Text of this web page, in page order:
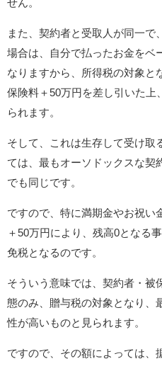
せん。
また、契約者と受取人が同一で
場合は、自分で払ったお金をベ
なりますから、所得税の対象と
保険料＋50万円を差し引いた上
られます。
そして、これは生存して受け取
ては、最もオーソドックスな契
でも同じです。
ですので、特に満期金やお祝い
＋50万円により、残高0となる
免税となるのです。
そういう意味では、契約者・被
態のみ、贈与税の対象となり、
性が高いものと見られます。
ですので、その額によっては、